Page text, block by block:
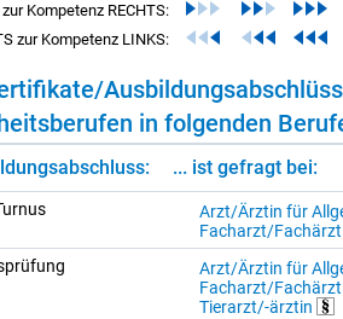
Kompetenz RECHTS:
zur Kompetenz LINKS:
in fol­gen­den
... ist gefragt bei:
Arzt/Ä​rz­tin für
Fach­arzt/​
Arzt/Ä​rz­tin für
Fach­arzt/​
Tier­arzt/-​ärz­tin